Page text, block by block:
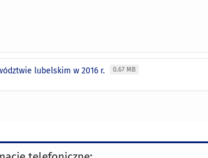
lubelskim w 2016 r. 0.67 MB